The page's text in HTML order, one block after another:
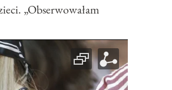
„Obserwowałam